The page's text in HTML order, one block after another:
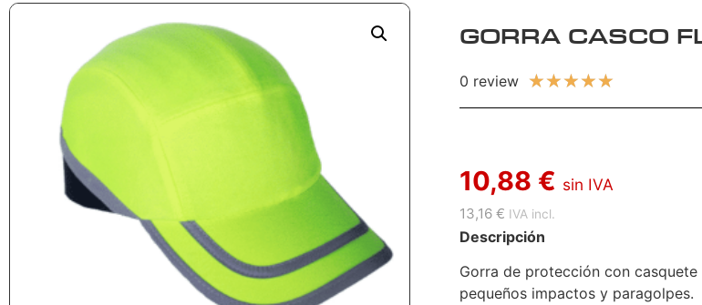
GORRA CASCO
0 review ★★★★★
10,88 € sin IVA
13,16 € IVA incl.
Descripción
Gorra de protección con
pequeños impactos y paragolpes.